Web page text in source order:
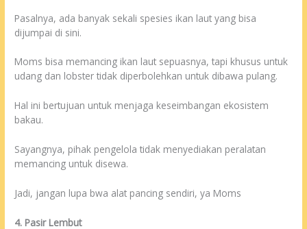
Pasalnya, ada banyak sekali spesies ikan laut yang bisa
dijumpai di sini.
Moms bisa memancing ikan laut sepuasnya, tapi khusus untuk
udang dan lobster tidak diperbolehkan untuk dibawa pulang.
Hal ini bertujuan untuk menjaga keseimbangan ekosistem
bakau.
Sayangnya, pihak pengelola tidak menyediakan peralatan
memancing untuk disewa.
Jadi, jangan lupa bwa alat pancing sendiri, ya Moms
4. Pasir Lembut